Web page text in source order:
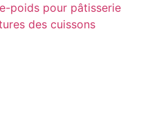
poids pour pâtisserie
des cuissons